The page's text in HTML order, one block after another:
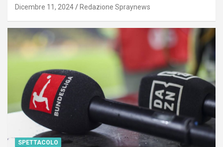
Dicembre 11, 2024 Redazione Spraynews
SPETTACOLO